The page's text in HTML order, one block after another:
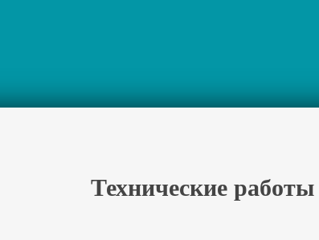
Технические работы